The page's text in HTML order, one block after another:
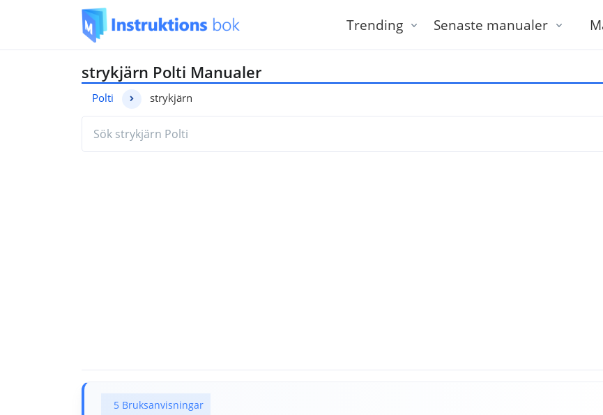
Trending Senaste manualer
strykjärn Polti Manualer
Polti strykjärn
Hitta den manual du behöver genom att ange modell eller varumärke och modell,
5 Bruksanvisningar